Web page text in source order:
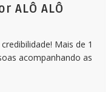
mALÔ ALÔ
Mais de 1
acompanhando as